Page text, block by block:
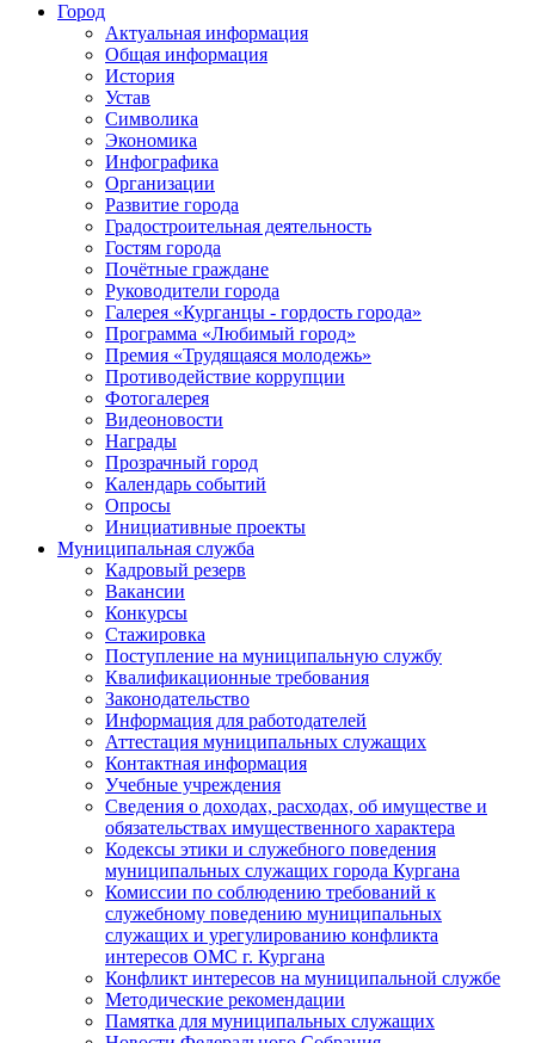
Город
Актуальная информация
Общая информация
История
Устав
Символика
Экономика
Инфографика
Организации
Развитие города
Градостроительная деятельность
Гостям города
Почётные граждане
Руководители города
Галерея «Курганцы - гордость города»
Программа «Любимый город»
Премия «Трудящаяся молодежь»
Противодействие коррупции
Фотогалерея
Видеоновости
Награды
Прозрачный город
Календарь событий
Опросы
Инициативные проекты
Муниципальная служба
Кадровый резерв
Вакансии
Конкурсы
Стажировка
Поступление на муниципальную службу
Квалификационные требования
Законодательство
Информация для работодателей
Аттестация муниципальных служащих
Контактная информация
Учебные учреждения
Сведения о доходах, расходах, об имуществе и
обязательствах имущественного характера
Кодексы этики и служебного поведения
муниципальных служащих города Кургана
Комиссии по соблюдению требований к
служебному поведению муниципальных
служащих и урегулированию конфликта
интересов ОМС г. Кургана
Конфликт интересов на муниципальной службе
Методические рекомендации
Памятка для муниципальных служащих